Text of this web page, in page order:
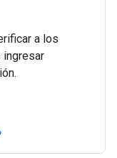
a los
ingresar